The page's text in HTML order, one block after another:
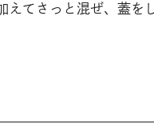
えてさっと混ぜ、蓋を